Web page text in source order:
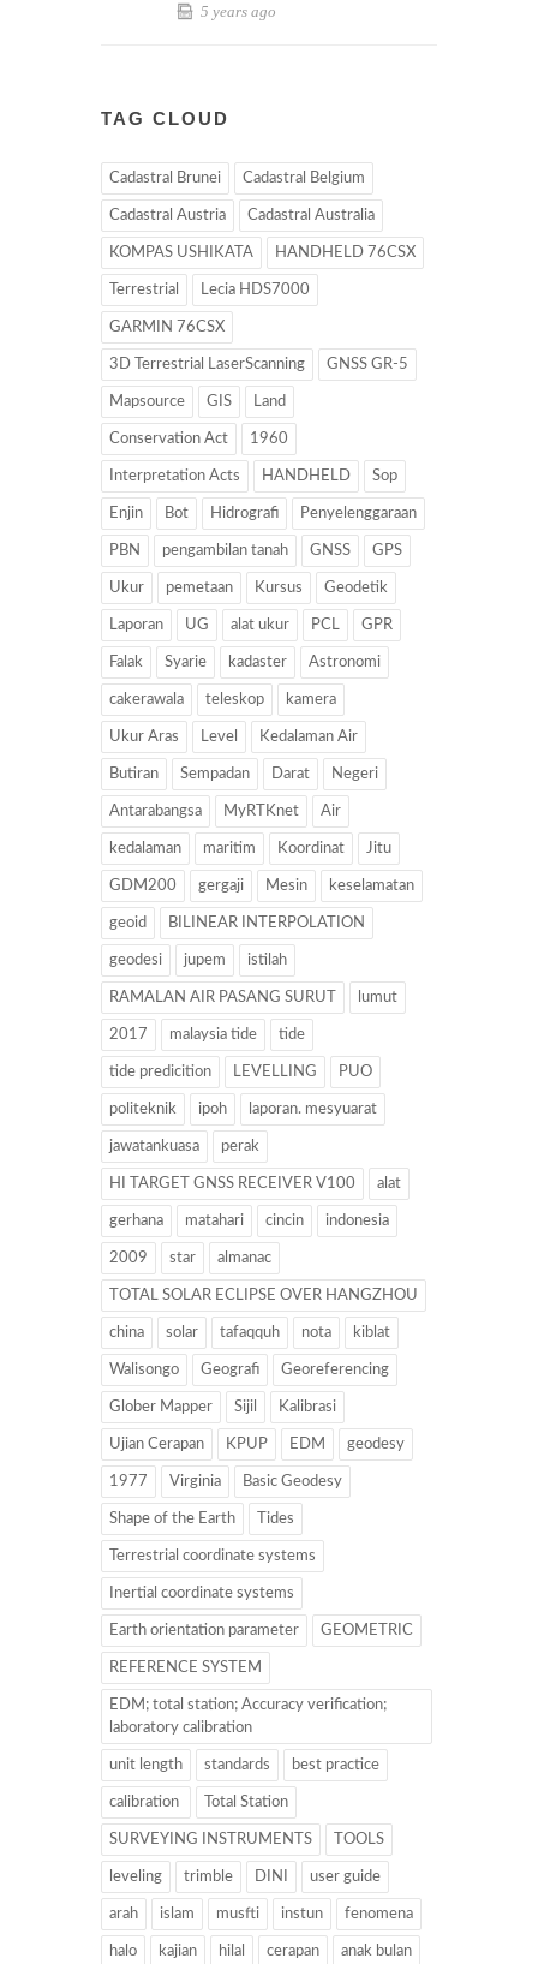
5 years ago
TAG CLOUD
Cadastral Brunei Cadastral Belgium
Cadastral Austria Cadastral Australia
KOMPAS USHIKATA HANDHELD 76CSX
Terrestrial Lecia HDS7000
GARMIN 76CSX
3D Terrestrial LaserScanning GNSS GR-5
Mapsource GIS Land
Conservation Act 1960
Interpretation Acts HANDHELD Sop
Enjin Bot Hidrografi Penyelenggaraan
PBN pengambilan tanah GNSS GPS
Ukur pemetaan Kursus Geodetik
Laporan UG alat ukur PCL GPR
Falak Syarie kadaster Astronomi
cakerawala teleskop kamera
Ukur Aras Level Kedalaman Air
Butiran Sempadan Darat Negeri
Antarabangsa MyRTKnet Air
kedalaman maritim Koordinat Jitu
GDM200 gergaji Mesin keselamatan
geoid BILINEAR INTERPOLATION
geodesi jupem istilah
RAMALAN AIR PASANG SURUT lumut
2017 malaysia tide tide
tide predicition LEVELLING PUO
politeknik ipoh laporan. mesyuarat
jawatankuasa perak
HI TARGET GNSS RECEIVER V100 alat
gerhana matahari cincin indonesia
2009 star almanac
TOTAL SOLAR ECLIPSE OVER HANGZHOU
china solar tafaqquh nota kiblat
Walisongo Geografi Georeferencing
Glober Mapper Sijil Kalibrasi
Ujian Cerapan KPUP EDM geodesy
1977 Virginia Basic Geodesy
Shape of the Earth Tides
Terrestrial coordinate systems
Inertial coordinate systems
Earth orientation parameter GEOMETRIC
REFERENCE SYSTEM
EDM; total station; Accuracy verification;
laboratory calibration
unit length standards best practice
calibration Total Station
SURVEYING INSTRUMENTS TOOLS
leveling trimble DINI user guide
arah islam musfti instun fenomena
halo kajian hilal cerapan anak bulan